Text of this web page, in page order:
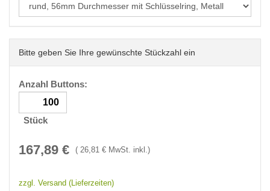
Bitte geben Sie Ihre gewünschte Stückzahl ein
Anzahl Buttons:
Stück
167,89 € ( 26,81 € MwSt. inkl.)
zzgl. Versand (Lieferzeiten)